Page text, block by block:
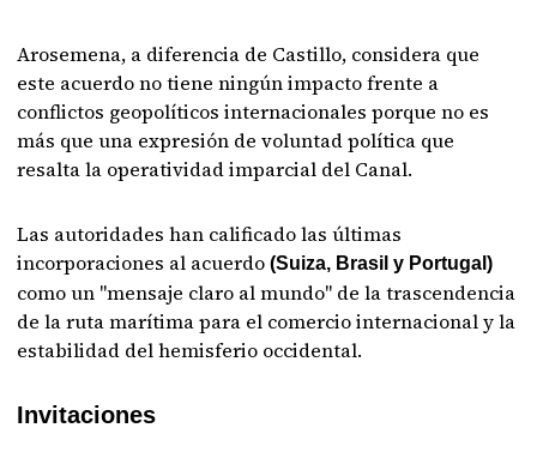
Arosemena, a diferencia de Castillo, considera que
este acuerdo no tiene ningún impacto frente a
conflictos geopolíticos internacionales porque no es
más que una expresión de voluntad política que
resalta la operatividad imparcial del Canal.
Las autoridades han calificado las últimas
incorporaciones al acuerdo (Suiza, Brasil y Portugal)
como un "mensaje claro al mundo" de la trascendencia
de la ruta marítima para el comercio internacional y la
estabilidad del hemisferio occidental.
Invitaciones